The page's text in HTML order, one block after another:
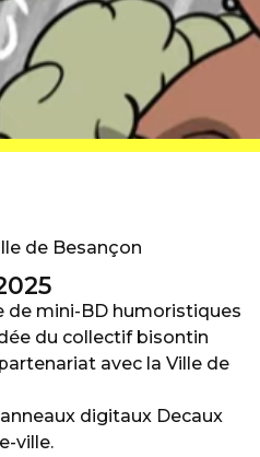
de mini-BD humoristiques
du collectif bisontin
avec la Ville de
digitaux Decaux
ville.
de Besançon